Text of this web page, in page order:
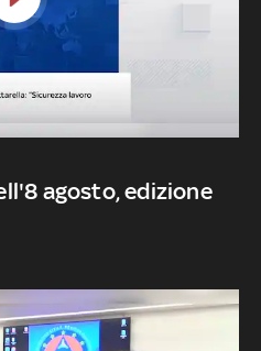
agosto, edizione